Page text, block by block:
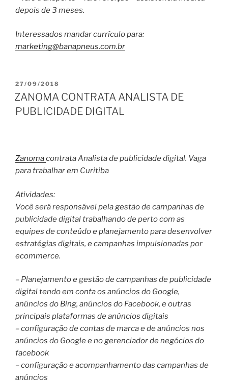
depois de 3 meses.
Interessados mandar currículo para:
marketing@banapneus.com.br
PUBLICADO
EM
27/09/2018
ZANOMA CONTRATA ANALISTA DE
PUBLICIDADE DIGITAL
Zanomacontrata Analista de publicidade digital. Vaga
para trabalhar em Curitiba
Atividades:
Você será responsável pela gestão de campanhas de
publicidade digital trabalhando de perto com as
equipes de conteúdo e planejamento para desenvolver
estratégias digitais, e campanhas impulsionadas por
ecommerce.
– Planejamento e gestão de campanhas de publicidade
digital tendo em conta os anúncios do Google,
anúncios do Bing, anúncios do Facebook, e outras
principais plataformas de anúncios digitais
– configuração de contas de marca e de anúncios nos
anúncios do Google e no gerenciador de negócios do
facebook
– configuração e acompanhamento das campanhas de
anúncios